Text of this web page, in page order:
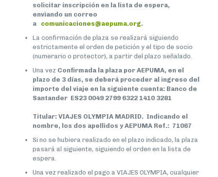
solicitar inscripción en la lista de espera,
enviando un correo
a comunicaciones@aepuma.org.
La confirmación de plaza se realizará siguiendo
estrictamente el orden de petición y el tipo de socio
(numerario o protector), a partir del plazo señalado.
Una vez Confirmada la plaza por AEPUMA, en el
plazo de 3 días, se deberá proceder al ingreso del
importe del viaje en la siguiente cuenta: Banco de
Santander ES23 0049 2799 6322 1410 3281
Titular: VIAJES OLYMPIA MADRID. Indicando el
nombre, los dos apellidos y AEPUMA Ref.: 71067
Si no se hubiera realizado en el plazo indicado, la plaza
pasará al siguiente, siguiendo el orden en la lista de
espera.
Una vez realizado el pago a VIAJES OLYMPIA, cualquier